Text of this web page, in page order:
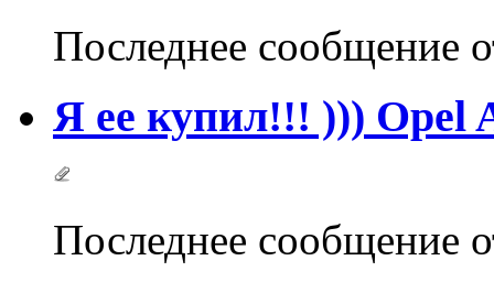
Последнее сообщение
Я ее купил!!! ))) Opel
Последнее сообщение